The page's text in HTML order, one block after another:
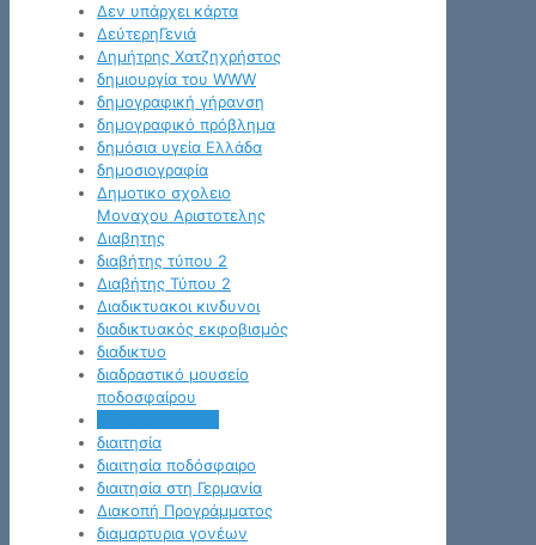
Δεν υπάρχει κάρτα
ΔεύτερηΓενιά
Δημήτρης Χατζηχρήστος
δημιουργία του WWW
δημογραφική γήρανση
δημογραφικό πρόβλημα
δημόσια υγεία Ελλάδα
δημοσιογραφία
Δημοτικο σχολειο
Μοναχου Αριστοτελης
Διαβητης
διαβήτης τύπου 2
Διαβήτης Τύπου 2
Διαδικτυακοι κινδυνοι
διαδικτυακός εκφοβισμός
διαδικτυο
διαδραστικό μουσείο
ποδοσφαίρου
διαιτησία
διαιτησία ποδόσφαιρο
διαιτησία στη Γερμανία
Διακοπή Προγράμματος
διαμαρτυρια γονέων